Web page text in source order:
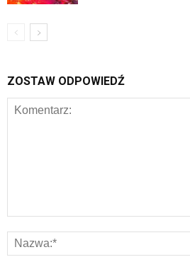
ZOSTAW ODPOWIEDŹ